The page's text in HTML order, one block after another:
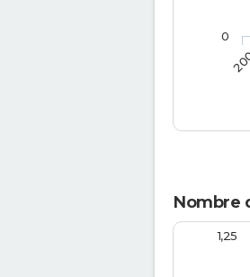
0
Nombre
1,25